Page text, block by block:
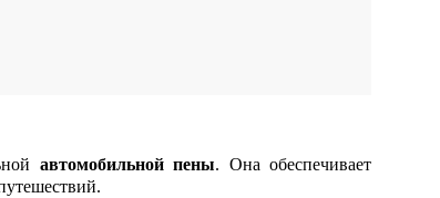
автомобильной пены. Она обеспечивает